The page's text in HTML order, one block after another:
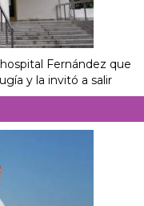
Fernández que
y la invitó a salir